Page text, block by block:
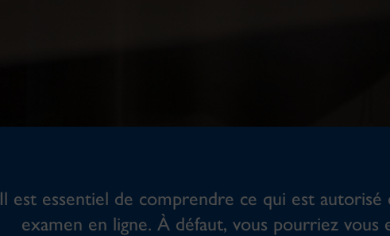
Il est essentiel de comprendre ce qui est autorisé
examen en ligne. À défaut, vous pourriez vous